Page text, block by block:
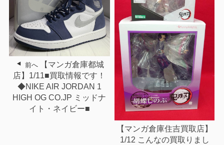
前へ
【マンガ倉庫都城
店】1/11■買取情報です！
◆NIKE AIR JORDAN 1
HIGH OG CO.JP ミッドナ
イト・ネイビー■
【マンガ倉庫住吉買取店】
1/12 こんなの買取りまし